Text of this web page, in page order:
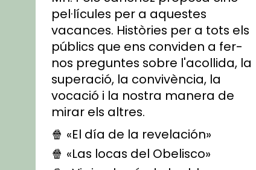
pel·lícules per a aquestes
vacances. Històries per a tots els
públics que ens conviden a fer-
nos preguntes sobre l'acollida, la
superació, la convivència, la
vocació i la nostra manera de
mirar els altres.
🍿 «El día de la revelación»
🍿 «Las locas del Obelisco»